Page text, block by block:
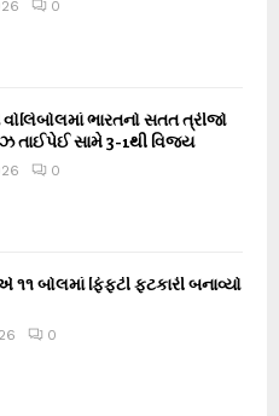
0
ભારતનો સતત ત્રીજો
તાઈપેઈ સામે 3-1થી વિજય
0
બોલમાં ફિફ્ટી ફટકારી બનાવ્યો
0